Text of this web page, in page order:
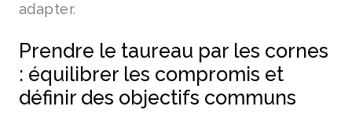
adapter.
Prendre le taureau par les cornes
: équilibrer les compromis et
définir des objectifs communs